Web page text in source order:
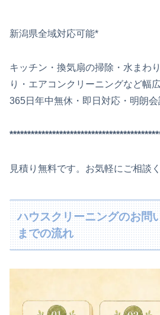
新潟県全域対応可能*
キッチン・換気扇の掃除・水まわ
り・エアコンクリーニングなど幅
365日年中無休・即日対応・明朗会
見積り無料です。お気軽にご相談
ハウスクリーニングのお問
までの流れ